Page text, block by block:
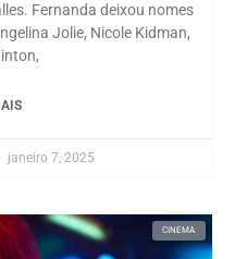
Fernanda deixou nomes
Jolie, Nicole Kidman,
janeiro 7, 2025
CINEMA